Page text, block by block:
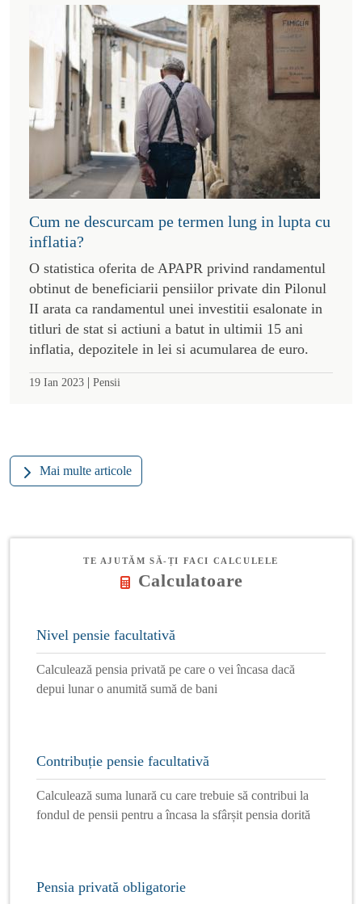
Cum ne descurcam pe termen lung in lupta cu
inflatia?
O statistica oferita de APAPR privind randamentul
obtinut de beneficiarii pensiilor private din Pilonul
II arata ca randamentul unei investitii esalonate in
titluri de stat si actiuni a batut in ultimii 15 ani
inflatia, depozitele in lei si acumularea de euro.
19 Ian 2023 | Pensii
Mai multe articole
TE AJUTĂM SĂ-ȚI FACI CALCULELE
Calculatoare
Nivel pensie facultativă
Calculează pensia privată pe care o vei încasa dacă
depui lunar o anumită sumă de bani
Contribuție pensie facultativă
Calculează suma lunară cu care trebuie să contribui la
fondul de pensii pentru a încasa la sfârșit pensia dorită
Pensia privată obligatorie